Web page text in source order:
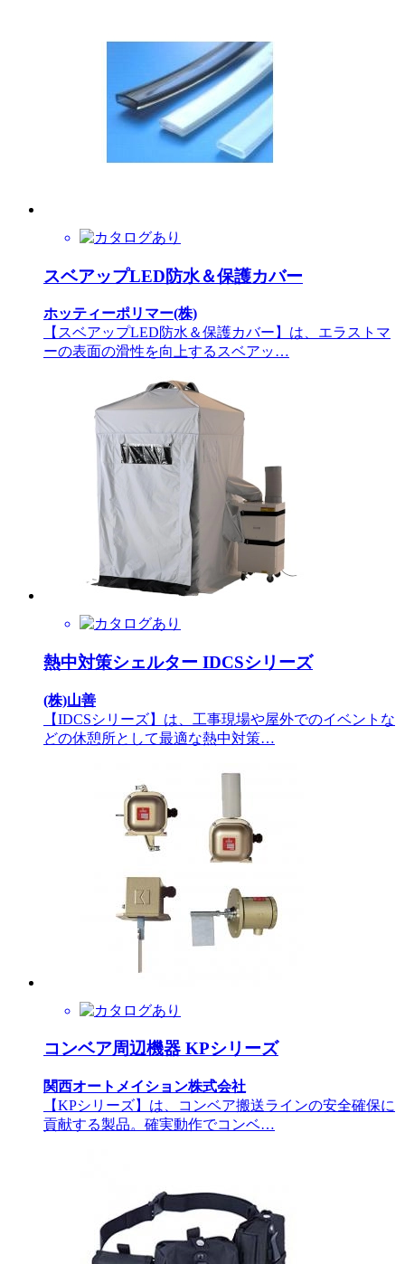
スベアップLED防水＆保護カバー
ホッティーポリマー(株)
【スベアップLED防水＆保護カバー】は、エラストマ
ーの表面の滑性を向上するスベアッ…
熱中対策シェルター IDCSシリーズ
(株)山善
【IDCSシリーズ】は、工事現場や屋外でのイベントな
どの休憩所として最適な熱中対策…
コンベア周辺機器 KPシリーズ
関西オートメイション株式会社
【KPシリーズ】は、コンベア搬送ラインの安全確保に
貢献する製品。確実動作でコンベ…